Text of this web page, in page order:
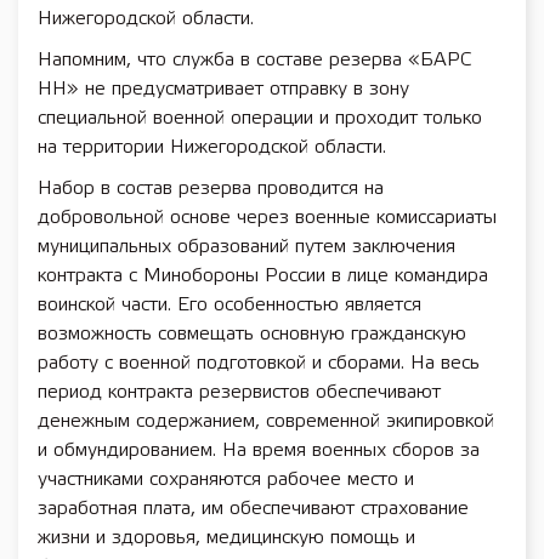
Нижегородской области.
Напомним, что служба в составе резерва «БАРС
НН» не предусматривает отправку в зону
специальной военной операции и проходит только
на территории Нижегородской области.
Набор в состав резерва проводится на
добровольной основе через военные комиссариаты
муниципальных образований путем заключения
контракта с Минобороны России в лице командира
воинской части. Его особенностью является
возможность совмещать основную гражданскую
работу с военной подготовкой и сборами. На весь
период контракта резервистов обеспечивают
денежным содержанием, современной экипировкой
и обмундированием. На время военных сборов за
участниками сохраняются рабочее место и
заработная плата, им обеспечивают страхование
жизни и здоровья, медицинскую помощь и